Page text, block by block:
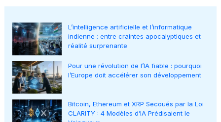
L’intelligence artificielle et l’informatique
indienne : entre craintes apocalyptiques et
réalité surprenante
Pour une révolution de l’IA fiable : pourquoi
l’Europe doit accélérer son développement
Bitcoin, Ethereum et XRP Secoués par la Loi
CLARITY : 4 Modèles d’IA Prédisaient le